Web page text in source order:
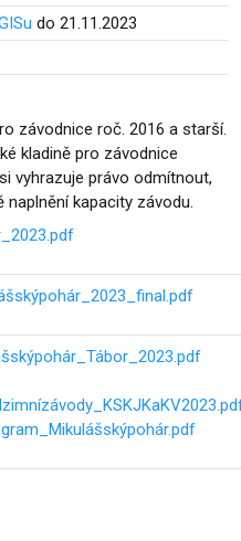
do 21.11.2023
závodnice roč. 2016 a starší.
kladině pro závodnice
vyhrazuje právo odmítnout,
kapacity závodu.